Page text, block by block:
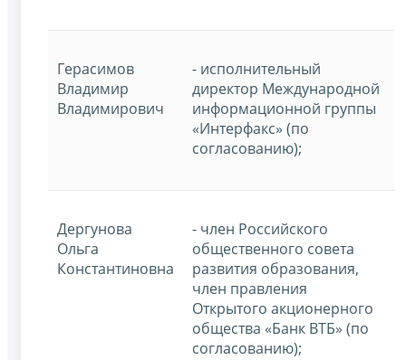
Герасимов
Владимир
Владимирович
- исполнительный
директор Международной
информационной группы
«Интерфакс» (по
согласованию);
Дергунова
Ольга
Константиновна
- член Российского
общественного совета
развития образования,
член правления
Открытого акционерного
общества «Банк ВТБ» (по
согласованию);